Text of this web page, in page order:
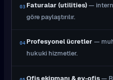
03 Faturalar (utilities)—
göre paylaştırılır.
04 Profesyonel ücretler —
hukuki hizmetler.
Ofis ekipmanı & ev-ofis—